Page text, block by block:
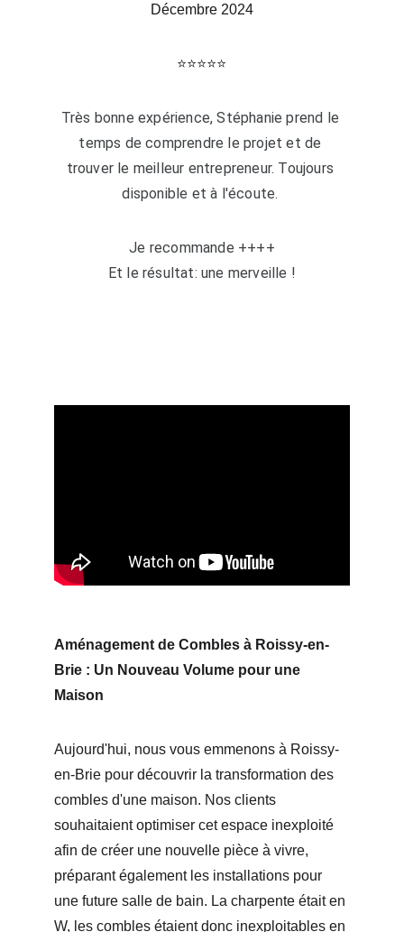
Décembre 2024
⭐️⭐️⭐️⭐️⭐️
Très bonne expérience, Stéphanie prend le
temps de comprendre le projet et de
trouver le meilleur entrepreneur. Toujours
disponible et à l'écoute.
Je recommande ++++
Et le résultat: une merveille !
Aménagement de Combles à Roissy-en-
Brie : Un Nouveau Volume pour une
Maison
Aujourd'hui, nous vous emmenons à Roissy-
en-Brie pour découvrir la transformation des
combles d'une maison. Nos clients
souhaitaient optimiser cet espace inexploité
afin de créer une nouvelle pièce à vivre,
préparant également les installations pour
une future salle de bain. La charpente était en
W, les combles étaient donc inexploitables en